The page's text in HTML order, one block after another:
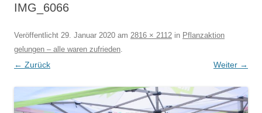
IMG_6066
Veröffentlicht 29. Januar 2020 am 2816 × 2112 in Pflanzaktion
gelungen – alle waren zufrieden
← Zurück Weiter →